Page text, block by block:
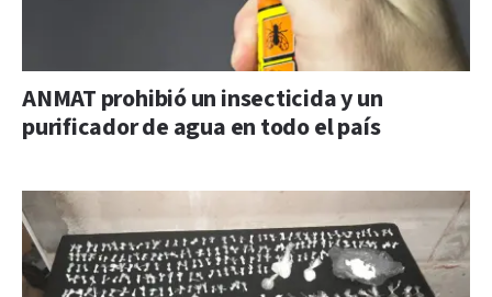
ANMAT prohibió un insecticida y un
purificador de agua en todo el país